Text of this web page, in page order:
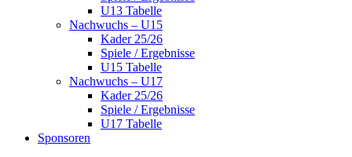
U13 Tabelle
Nachwuchs – U15
Kader 25/26
Spiele / Ergebnisse
U15 Tabelle
Nachwuchs – U17
Kader 25/26
Spiele / Ergebnisse
U17 Tabelle
Sponsoren